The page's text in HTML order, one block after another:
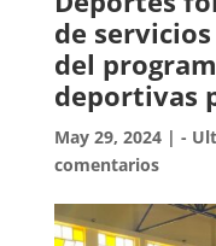
de
del
deportivas
May 29, 2024| -
comentarios